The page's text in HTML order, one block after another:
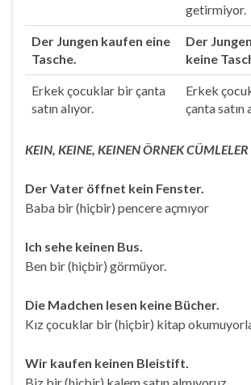
getirmiyor.
Der Jungen kaufen eine
Tasche.
Der
keine
Erkek çocuklar bir çanta
satın alıyor.
Erkek
çanta satın
KEIN, KEINE, KEINEN ÖRNEK CÜMLELER
Der Vater öffnet kein Fenster.
Baba bir (hiçbir) pencere açmıyor
Ich sehe keinen Bus.
Ben bir (hiçbir) görmüyor.
Die Madchen lesen keine Bücher.
Kız çocuklar bir (hiçbir) kitap
Wir kaufen keinen Bleistift.